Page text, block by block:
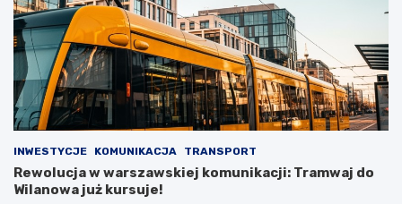
INWESTYCJE KOMUNIKACJA TRANSPORT
Rewolucja w warszawskiej komunikacji: Tramwaj do
Wilanowa już kursuje!